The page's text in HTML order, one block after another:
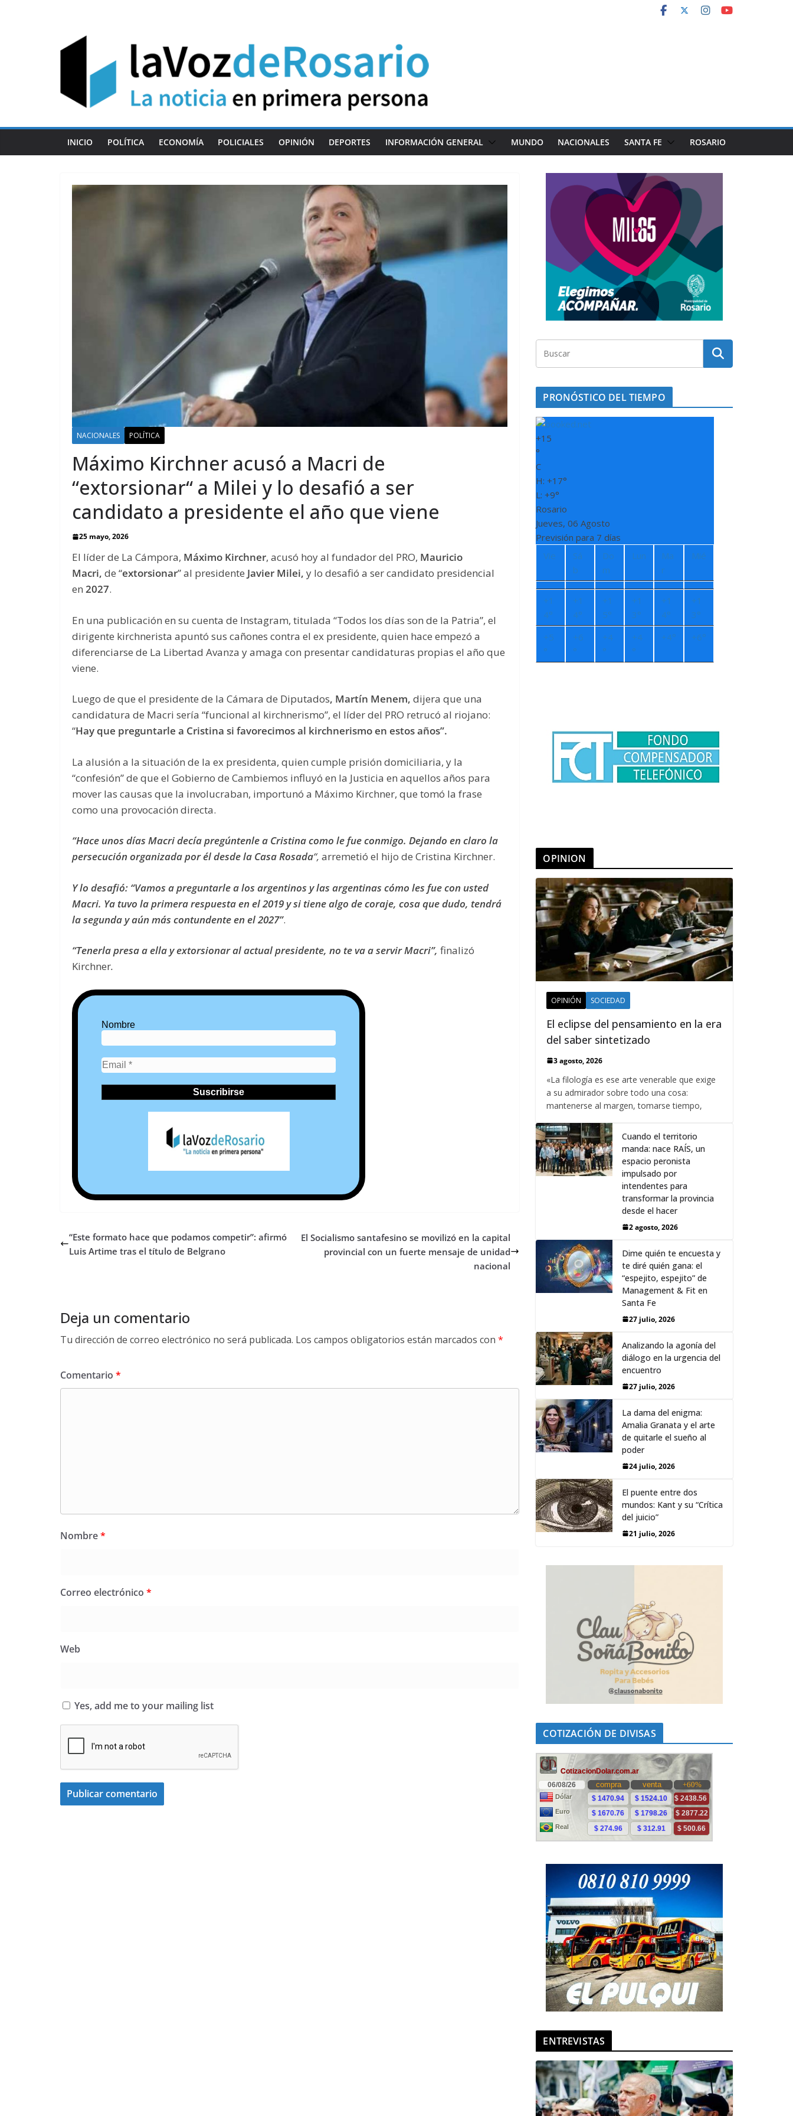
INICIO POLÍTICA ECONOMÍA POLICIALES OPINIÓN DEPORTES INFORMACIÓN GENERAL MUNDO NACIONALES SANTA FE ROSARIO
NACIONALES POLÍTICA
Máximo Kirchner acusó a Macri de
“extorsionar“ a Milei y lo desafió a ser
candidato a presidente el año que viene
25 mayo, 2026
El líder de La Cámpora, Máximo Kirchner, acusó hoy al fundador del PRO, Mauricio
Macri, de “extorsionar” al presidente Javier Milei, y lo desafió a ser candidato presidencial
en 2027.
En una publicación en su cuenta de Instagram, titulada “Todos los días son de la Patria”, el
dirigente kirchnerista apuntó sus cañones contra el ex presidente, quien hace empezó a
diferenciarse de La Libertad Avanza y amaga con presentar candidaturas propias el año que
viene.
Luego de que el presidente de la Cámara de Diputados, Martín Menem, dijera que una
candidatura de Macri sería “funcional al kirchnerismo”, el líder del PRO retrucó al riojano:
“Hay que preguntarle a Cristina si favorecimos al kirchnerismo en estos años”.
La alusión a la situación de la ex presidenta, quien cumple prisión domiciliaria, y la
“confesión” de que el Gobierno de Cambiemos influyó en la Justicia en aquellos años para
mover las causas que la involucraban, importunó a Máximo Kirchner, que tomó la frase
como una provocación directa.
“Hace unos días Macri decía pregúntenle a Cristina como le fue conmigo. Dejando en claro la
persecución organizada por él desde la Casa Rosada“, arremetió el hijo de Cristina Kirchner.
Y lo desafió: “Vamos a preguntarle a los argentinos y las argentinas cómo les fue con usted
Macri. Ya tuvo la primera respuesta en el 2019 y si tiene algo de coraje, cosa que dudo, tendrá
la segunda y aún más contundente en el 2027”.
“Tenerla presa a ella y extorsionar al actual presidente, no te va a servir Macri”, finalizó
Kirchner.
Nombre
“Este formato hace que podamos competir”: afirmó
Luis Artime tras el título de Belgrano
El Socialismo santafesino se movilizó en la capital
provincial con un fuerte mensaje de unidad
nacional
Deja un comentario
Tu dirección de correo electrónico no será publicada. Los campos obligatorios están marcados con *
Comentario *
Nombre*
Correo electrónico *
Web
Yes, add me to your mailing list
PRONÓSTICO DEL TIEMPO
+15
°
C
H:+17°
L:+9°
Rosario
Jueves, 06 Agosto
Previsión para 7 días
Vie
Sá
b
Do
m
Lun
Ma
r
Mié
+1
4°
+1
4°
+1
5°
+1
3°
+1
4°
+1
3°
+5
°
+6
°
+4
°
+4
°
+4° +6°
OPINION
OPINIÓN SOCIEDAD
El eclipse del pensamiento en la era
del saber sintetizado
3 agosto, 2026
«La filología es ese arte venerable que exige
a su admirador sobre todo una cosa:
mantenerse al margen, tomarse tiempo,
Cuando el territorio
manda: nace RAÍS, un
espacio peronista
impulsado por
intendentes para
transformar la provincia
desde el hacer
2 agosto, 2026
Dime quién te encuesta y
te diré quién gana: el
“espejito, espejito” de
Management & Fit en
Santa Fe
27 julio, 2026
Analizando la agonía del
diálogo en la urgencia del
encuentro
27 julio, 2026
La dama del enigma:
Amalia Granata y el arte
de quitarle el sueño al
poder
24 julio, 2026
El puente entre dos
mundos: Kant y su “Crítica
del juicio”
21 julio, 2026
COTIZACIÓN DE DIVISAS
ENTREVISTAS